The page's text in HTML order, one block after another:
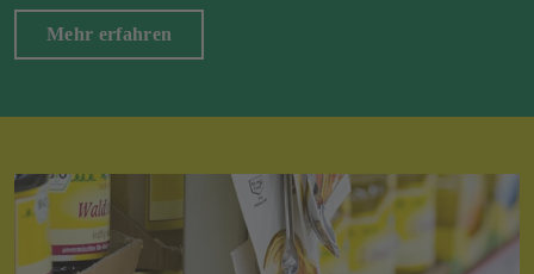
Mehr erfahren